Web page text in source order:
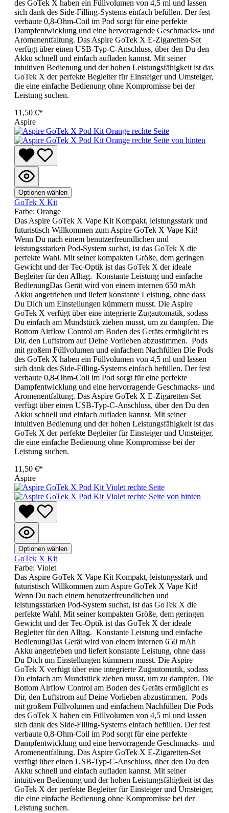
des GoTek X haben ein Füllvolumen von 4,5 ml und lassen
sich dank des Side-Filling-Systems einfach befüllen. Der fest
verbaute 0,8-Ohm-Coil im Pod sorgt für eine perfekte
Dampfentwicklung und eine hervorragende Geschmacks- und
Aromenentfaltung. Das Aspire GoTek X E-Zigaretten-Set
verfügt über einen USB-Typ-C-Anschluss, über den Du den
Akku schnell und einfach aufladen kannst. Mit seiner
intuitiven Bedienung und der hohen Leistungsfähigkeit ist das
GoTek X der perfekte Begleiter für Einsteiger und Umsteiger,
die eine einfache Bedienung ohne Kompromisse bei der
Leistung suchen.
11,50 €*
Aspire
Optionen wählen
GoTek X Kit
Farbe: Orange
Das Aspire GoTek X Vape Kit Kompakt, leistungsstark und
futuristisch Willkommen zum Aspire GoTek X Vape Kit!
Wenn Du nach einem benutzerfreundlichen und
leistungsstarken Pod-System suchst, ist das GoTek X die
perfekte Wahl. Mit seiner kompakten Größe, dem geringen
Gewicht und der Tec-Optik ist das GoTek X der ideale
Begleiter für den Alltag. Konstante Leistung und einfache
BedienungDas Gerät wird von einem internen 650 mAh
Akku angetrieben und liefert konstante Leistung, ohne dass
Du Dich um Einstellungen kümmern musst. Die Aspire
GoTek X verfügt über eine integrierte Zugautomatik, sodass
Du einfach am Mundstück ziehen musst, um zu dampfen. Die
Bottom Airflow Control am Boden des Geräts ermöglicht es
Dir, den Luftstrom auf Deine Vorlieben abzustimmen. Pods
mit großem Füllvolumen und einfachem Nachfüllen Die Pods
des GoTek X haben ein Füllvolumen von 4,5 ml und lassen
sich dank des Side-Filling-Systems einfach befüllen. Der fest
verbaute 0,8-Ohm-Coil im Pod sorgt für eine perfekte
Dampfentwicklung und eine hervorragende Geschmacks- und
Aromenentfaltung. Das Aspire GoTek X E-Zigaretten-Set
verfügt über einen USB-Typ-C-Anschluss, über den Du den
Akku schnell und einfach aufladen kannst. Mit seiner
intuitiven Bedienung und der hohen Leistungsfähigkeit ist das
GoTek X der perfekte Begleiter für Einsteiger und Umsteiger,
die eine einfache Bedienung ohne Kompromisse bei der
Leistung suchen.
11,50 €*
Aspire
Optionen wählen
GoTek X Kit
Farbe: Violet
Das Aspire GoTek X Vape Kit Kompakt, leistungsstark und
futuristisch Willkommen zum Aspire GoTek X Vape Kit!
Wenn Du nach einem benutzerfreundlichen und
leistungsstarken Pod-System suchst, ist das GoTek X die
perfekte Wahl. Mit seiner kompakten Größe, dem geringen
Gewicht und der Tec-Optik ist das GoTek X der ideale
Begleiter für den Alltag. Konstante Leistung und einfache
BedienungDas Gerät wird von einem internen 650 mAh
Akku angetrieben und liefert konstante Leistung, ohne dass
Du Dich um Einstellungen kümmern musst. Die Aspire
GoTek X verfügt über eine integrierte Zugautomatik, sodass
Du einfach am Mundstück ziehen musst, um zu dampfen. Die
Bottom Airflow Control am Boden des Geräts ermöglicht es
Dir, den Luftstrom auf Deine Vorlieben abzustimmen. Pods
mit großem Füllvolumen und einfachem Nachfüllen Die Pods
des GoTek X haben ein Füllvolumen von 4,5 ml und lassen
sich dank des Side-Filling-Systems einfach befüllen. Der fest
verbaute 0,8-Ohm-Coil im Pod sorgt für eine perfekte
Dampfentwicklung und eine hervorragende Geschmacks- und
Aromenentfaltung. Das Aspire GoTek X E-Zigaretten-Set
verfügt über einen USB-Typ-C-Anschluss, über den Du den
Akku schnell und einfach aufladen kannst. Mit seiner
intuitiven Bedienung und der hohen Leistungsfähigkeit ist das
GoTek X der perfekte Begleiter für Einsteiger und Umsteiger,
die eine einfache Bedienung ohne Kompromisse bei der
Leistung suchen.